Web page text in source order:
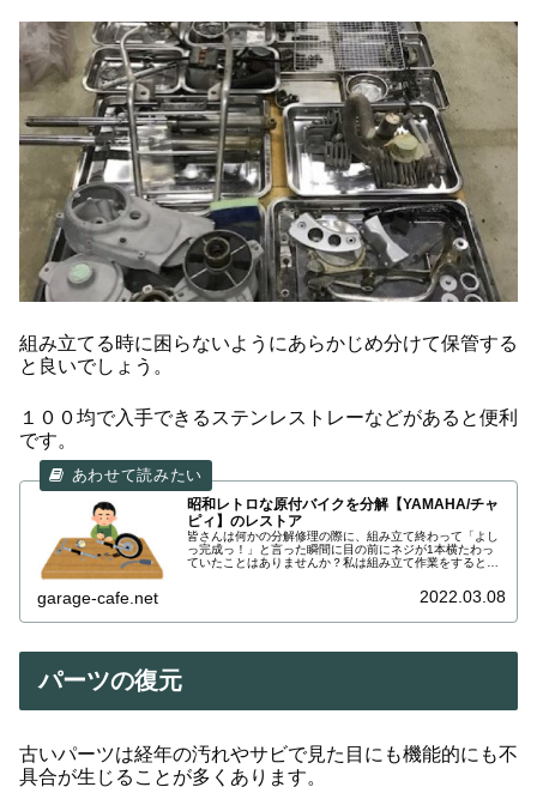
組み立てる時に困らないようにあらかじめ分けて保管する
と良いでしょう。
１００均で入手できるステンレストレーなどがあると便利
です。
昭和レトロな原付バイクを分解【YAMAHA/チャ
ピィ】のレストア
皆さんは何かの分解修理の際に、組み立て終わって「よし
っ完成っ！」と言った瞬間に目の前にネジが1本横たわっ
ていたことはありませんか？私は組み立て作業をするとた
ですが、この作業が時間の無駄に加えて精神的にも結構と
garage-cafe.net 2022.03.08
パーツの復元
古いパーツは経年の汚れやサビで見た目にも機能的にも不
具合が生じることが多くあります。